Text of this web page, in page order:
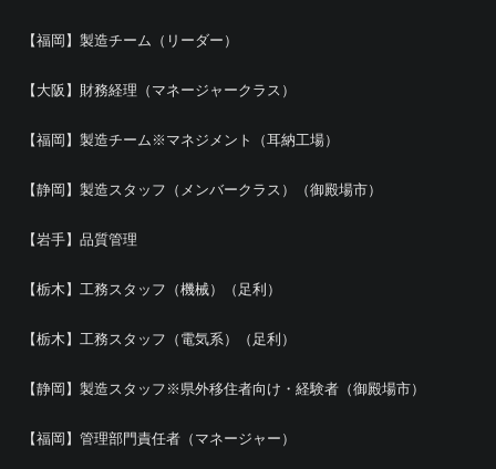
【福岡】製造チーム（リーダー）
【大阪】財務経理（マネージャークラス）
【福岡】製造チーム※マネジメント（耳納工場）
【静岡】製造スタッフ（メンバークラス）（御殿場市）
【岩手】品質管理
【栃木】工務スタッフ（機械）（足利）
【栃木】工務スタッフ（電気系）（足利）
【静岡】製造スタッフ※県外移住者向け・経験者（御殿場市）
【福岡】管理部門責任者（マネージャー）